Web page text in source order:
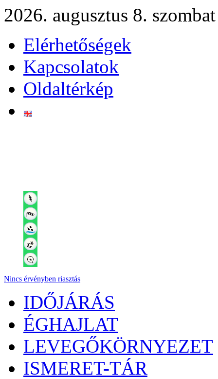
2026. augusztus 8. szombat
Elérhetőségek
Kapcsolatok
Oldaltérkép
Nincs érvényben riasztás
IDŐJÁRÁS
ÉGHAJLAT
LEVEGŐKÖRNYEZET
ISMERET-TÁR